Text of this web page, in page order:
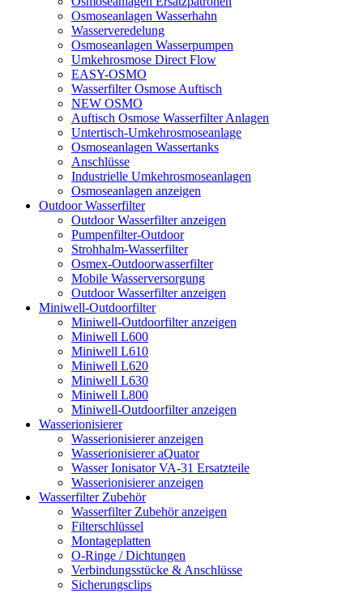
Osmoseanlagen Wasserhahn
Wasserveredelung
Osmoseanlagen Wasserpumpen
Umkehrosmose Direct Flow
EASY-OSMO
Wasserfilter Osmose Auftisch
NEW OSMO
Auftisch Osmose Wasserfilter Anlagen
Untertisch-Umkehrosmoseanlage
Osmoseanlagen Wassertanks
Anschlüsse
Industrielle Umkehrosmoseanlagen
Osmoseanlagen anzeigen
Outdoor Wasserfilter
Outdoor Wasserfilter anzeigen
Pumpenfilter-Outdoor
Strohhalm-Wasserfilter
Osmex-Outdoorwasserfilter
Mobile Wasserversorgung
Outdoor Wasserfilter anzeigen
Miniwell-Outdoorfilter
Miniwell-Outdoorfilter anzeigen
Miniwell L600
Miniwell L610
Miniwell L620
Miniwell L630
Miniwell L800
Miniwell-Outdoorfilter anzeigen
Wasserionisierer
Wasserionisierer anzeigen
Wasserionisierer aQuator
Wasser Ionisator VA-31 Ersatzteile
Wasserionisierer anzeigen
Wasserfilter Zubehör
Wasserfilter Zubehör anzeigen
Filterschlüssel
Montageplatten
O-Ringe / Dichtungen
Verbindungsstücke & Anschlüsse
Sicherungsclips